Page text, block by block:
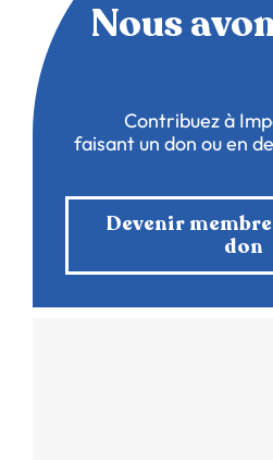
Nous
Contribuez à
faisant un don ou en
Devenir
don